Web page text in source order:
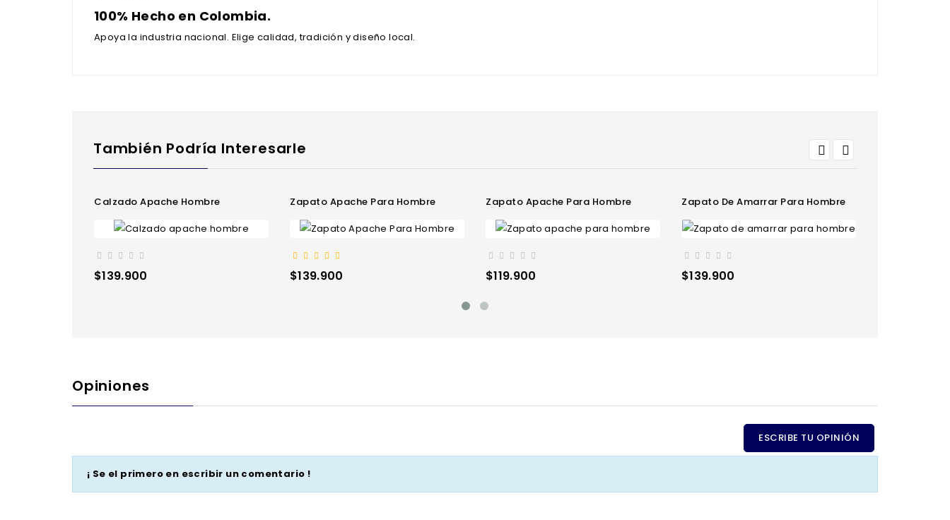
100% Hecho en Colombia.
Apoya la industria nacional. Elige calidad, tradición y diseño local.
También Podría Interesarle
Calzado Apache Hombre
Precio
$139.900
Zapato Apache Para Hombre
Precio
$139.900
Zapato Apache Para Hombre
Precio
$119.900
Zapato De Amarrar Para Hombre
Precio
$139.900
Opiniones
ESCRIBE TU OPINIÓN
¡ Se el primero en escribir un comentario !